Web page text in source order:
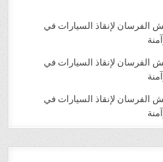
الفرسان لإنقاذ السيارات في
الفرسان لإنقاذ السيارات في
الفرسان لإنقاذ السيارات في